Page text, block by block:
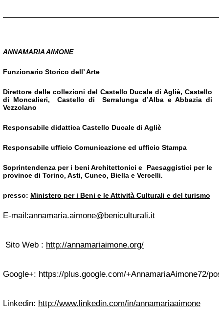
ANNAMARIA AIMONE
Funzionario Storico dell’ Arte
Direttore delle collezioni del Castello Ducale di Agliè, Castello
di Moncalieri, Castello di Serralunga d’Alba e Abbazia di
Vezzolano
Responsabile didattica Castello Ducale di Agliè
Responsabile ufficio Comunicazione ed ufficio Stampa
Soprintendenza per i beni Architettonici e Paesaggistici per le
province di Torino, Asti, Cuneo, Biella e Vercelli.
presso: Ministero per i Beni e le Attività Culturali e del turismo
E-mail:annamaria.aimone@beniculturali.it
Sito Web : http://annamariaimone.org/
Google+: https://plus.google.com/+AnnamariaAimone72/
Linkedin: http://www.linkedin.com/in/annamariaaimone